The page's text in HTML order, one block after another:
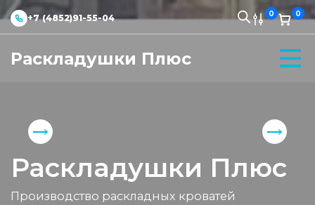
+7 (4852)91-55-04 0 0
Раскладушки Плюс
Раскладушки Плюс
Производство раскладных кроватей